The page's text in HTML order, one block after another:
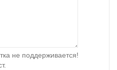
не поддерживается!